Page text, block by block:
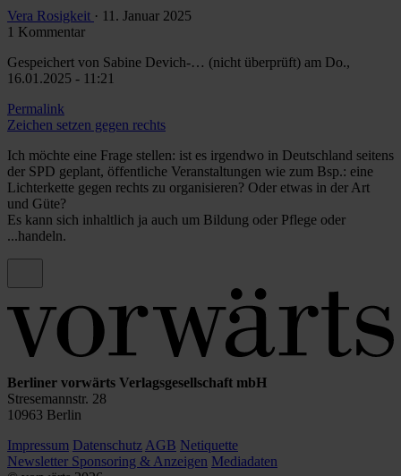
Vera Rosigkeit · 11. Januar 2025
1 Kommentar
Gespeichert von Sabine Devich-… (nicht überprüft) am Do.,
16.01.2025 - 11:21
Permalink
Zeichen setzen gegen rechts
Ich möchte eine Frage stellen: ist es irgendwo in Deutschland seitens
der SPD geplant, öffentliche Veranstaltungen wie zum Bsp.: eine
Lichterkette gegen rechts zu organisieren? Oder etwas in der Art
und Güte?
Es kann sich inhaltlich ja auch um Bildung oder Pflege oder
...handeln.
Berliner vorwärts Verlagsgesellschaft mbH
Stresemannstr. 28
10963 Berlin
Impressum Datenschutz AGB Netiquette
Newsletter Sponsoring & Anzeigen Mediadaten